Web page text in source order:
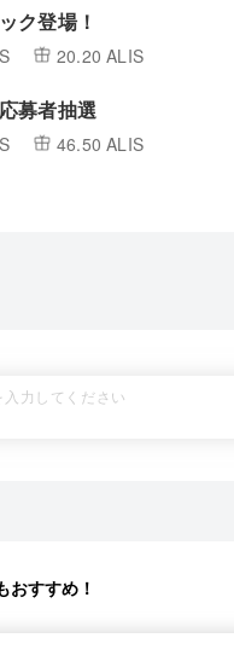
ク登場！
20.20 ALIS
募者抽選
46.50 ALIS
おすすめ！